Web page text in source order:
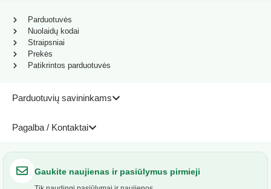
Parduotuvių savininkams
Pagalba / Kontaktai
Parduotuvės
Nuolaidų kodai
Straipsniai
Prekės
Patikrintos parduotuvės
Gaukite naujienas ir pasiūlymus pirmieji